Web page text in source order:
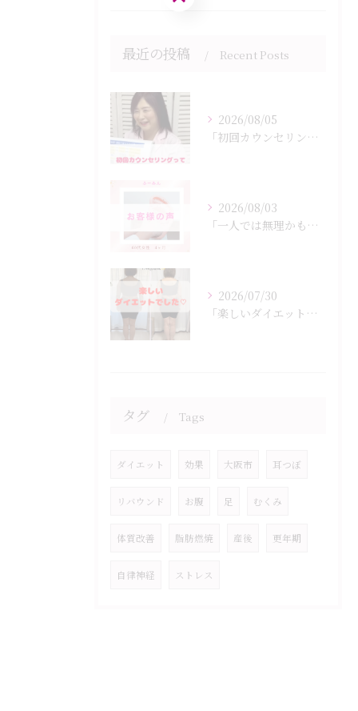
最近の投稿 Recent Posts
2026/08/05
「初回カウンセリングでは何をするの？」
2026/08/03
「一人では無理かも…」
2026/07/30
「楽しいダイエットでした♡」
タグ Tags
ダイエット 効果 大阪市 耳つぼ
リバウンド お腹 足 むくみ
体質改善 脂肪燃焼 産後 更年期
自律神経 ストレス